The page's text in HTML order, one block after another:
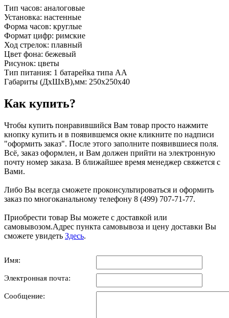
Тип часов: аналоговые
Установка: настенные
Форма часов: круглые
Формат цифр: римские
Ход стрелок: плавный
Цвет фона: бежевый
Рисунок: цветы
Тип питания: 1 батарейка типа AA
Габариты (ДхШхВ),мм: 250х250х40
Как купить?
Чтобы купить понравившийся Вам товар просто нажмите
кнопку купить и в появившемся окне кликните по надписи
"оформить заказ". После этого заполните появившиеся поля.
Всё, заказ оформлен, и Вам должен прийти на электронную
почту номер заказа. В ближайшее время менеджер свяжется с
Вами.
Либо Вы всегда сможете проконсультироваться и оформить
заказ по многоканальному телефону 8 (499) 707-71-77.
Приобрести товар Вы можете с доставкой или
самовывозом.Адрес пункта самовывоза и цену доставки Вы
сможете увидеть Здесь.
Имя:
Электронная почта:
Сообщение: